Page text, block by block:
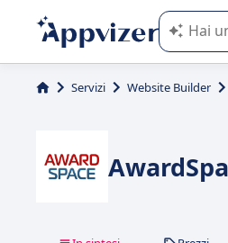
L'IA di
Servizi Website Builder